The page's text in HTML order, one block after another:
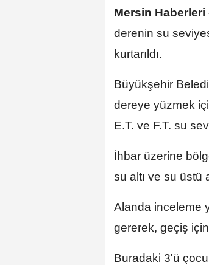
Mersin Haberleri
derenin su
kurtarıldı.
Büyükşehir
dereye yüzmek
E.T. ve F.T. su
İhbar üzerine
su altı ve su üstü
Alanda inceleme
gererek, geçiş
Buradaki 3'ü